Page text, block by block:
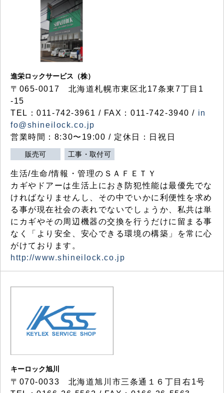
進栄ロックサービス（株）
〒065-0017 北海道札幌市東区北17条東7丁目1
-15
TEL：011-742-3961 / FAX：011-742-3940 / in
fo@shineilock.co.jp
営業時間：8:30〜19:00 / 定休日：日祝日
販売可 工事・取付可
生活/生命/情報・管理のＳＡＦＥＴＹ
カギやドアーは生活上におき防犯性能は最優先でな
ければなりませんし、その中でいかに利便性を求め
る事が現在社会の表れでないでしょうか、私共は単
にカギやその周辺機器の交換を行うだけに留まる事
なく「より安全、安心できる環境の構築」を常に心
がけております。
http://www.shineilock.co.jp
キーロック旭川
〒070-0033 北海道旭川市三条通１６丁目右1号